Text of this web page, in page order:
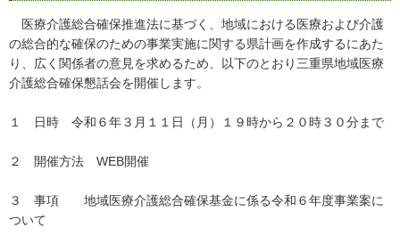
医療介護総合確保推進法に基づく、地域における医療および介護
の総合的な確保のための事業実施に関する県計画を作成するにあた
り、広く関係者の意見を求めるため、以下のとおり三重県地域医療
介護総合確保懇話会を開催します。
１ 日時 令和６年３月１１日（月）１９時から２０時３０分まで
２ 開催方法 WEB開催
３ 事項 地域医療介護総合確保基金に係る令和６年度事業案に
ついて